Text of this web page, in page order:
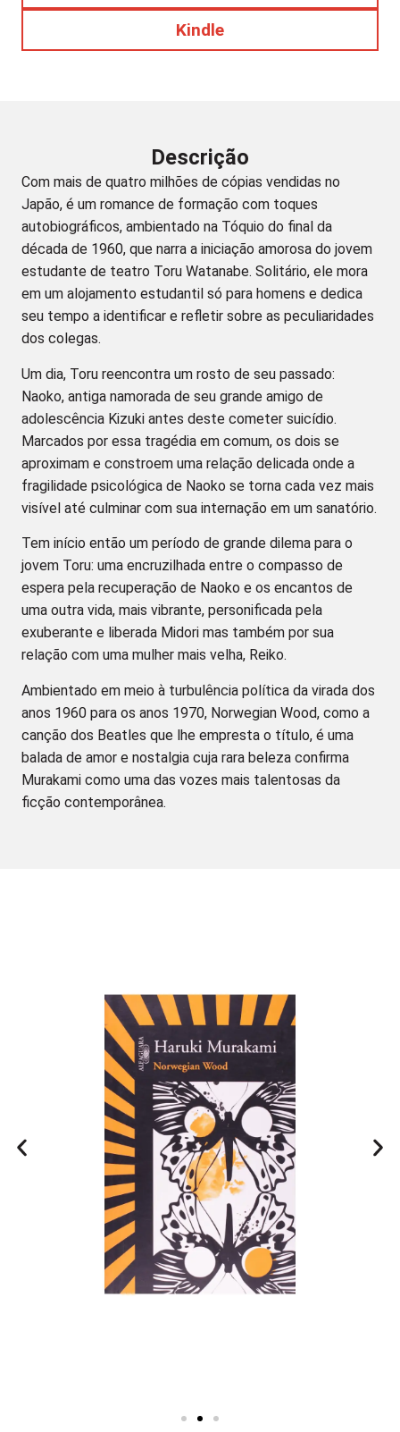
Kindle
Descrição
Com mais de quatro milhões de cópias vendidas no
Japão, é um romance de formação com toques
autobiográficos, ambientado na Tóquio do final da
década de 1960, que narra a iniciação amorosa do jovem
estudante de teatro Toru Watanabe. Solitário, ele mora
em um alojamento estudantil só para homens e dedica
seu tempo a identificar e refletir sobre as peculiaridades
dos colegas.
Um dia, Toru reencontra um rosto de seu passado:
Naoko, antiga namorada de seu grande amigo de
adolescência Kizuki antes deste cometer suicídio.
Marcados por essa tragédia em comum, os dois se
aproximam e constroem uma relação delicada onde a
fragilidade psicológica de Naoko se torna cada vez mais
visível até culminar com sua internação em um sanatório.
Tem início então um período de grande dilema para o
jovem Toru: uma encruzilhada entre o compasso de
espera pela recuperação de Naoko e os encantos de
uma outra vida, mais vibrante, personificada pela
exuberante e liberada Midori mas também por sua
relação com uma mulher mais velha, Reiko.
Ambientado em meio à turbulência política da virada dos
anos 1960 para os anos 1970, Norwegian Wood, como a
canção dos Beatles que lhe empresta o título, é uma
balada de amor e nostalgia cuja rara beleza confirma
Murakami como uma das vozes mais talentosas da
ficção contemporânea.